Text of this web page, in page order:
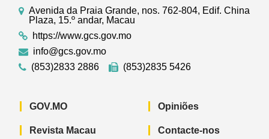
Avenida da Praia Grande, nos. 762-804, Edif. China
Plaza, 15.º andar, Macau
https://www.gcs.gov.mo
info@gcs.gov.mo
(853)2833 2886
(853)2835 5426
GOV.MO
Revista Macau
Opiniões
Contacte-nos